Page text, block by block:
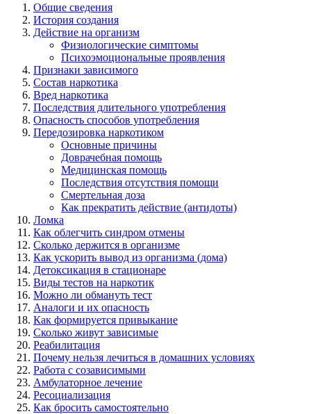
Общие сведения
История создания
Действие на организм
Физиологические симптомы
Психоэмоциональные проявления
Признаки зависимого
Состав наркотика
Вред наркотика
Последствия длительного употребления
Опасность способов употребления
Передозировка наркотиком
Основные причины
Доврачебная помощь
Медицинская помощь
Последствия отсутствия помощи
Смертельная доза
Как прекратить действие (антидоты)
Ломка
Как облегчить синдром отмены
Сколько держится в организме
Как ускорить вывод из организма (дома)
Детоксикация в стационаре
Виды тестов на наркотик
Можно ли обмануть тест
Аналоги и их опасность
Как формируется привыкание
Сколько живут зависимые
Реабилитация
Почему нельзя лечиться в домашних условиях
Работа с созависимыми
Амбулаторное лечение
Ресоциализация
Как бросить самостоятельно